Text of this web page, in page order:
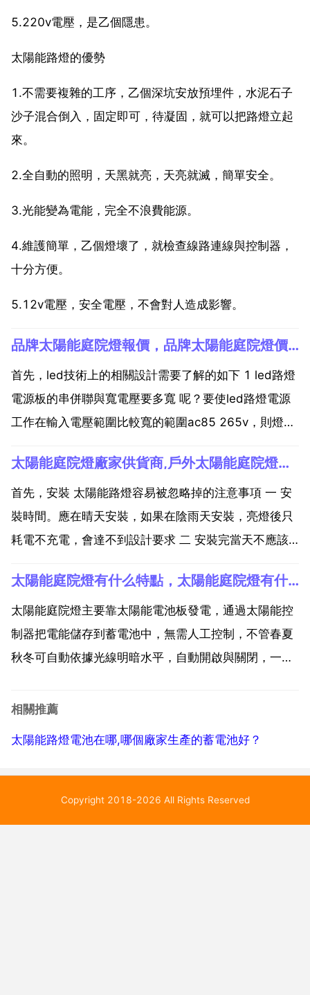
5.220v電壓，是乙個隱患。
太陽能路燈的優勢
1.不需要複雜的工序，乙個深坑安放預埋件，水泥石子
沙子混合倒入，固定即可，待凝固，就可以把路燈立起
來。
2.全自動的照明，天黑就亮，天亮就滅，簡單安全。
3.光能變為電能，完全不浪費能源。
4.維護簡單，乙個燈壞了，就檢查線路連線與控制器，
十分方便。
5.12v電壓，安全電壓，不會對人造成影響。
品牌太陽能庭院燈報價，品牌太陽能庭院燈價格多少
首先，led技術上的相關設計需要了解的如下 1 led路燈
電源板的串併聯與寬電壓要多寬 呢？要使led路燈電源
工作在輸入電壓範圍比較寬的範圍ac85 265v，則燈板
ac220v，ac110v盡可能分類，這樣才能確保電源可靠
性。由於目前的電源一般為非...
太陽能庭院燈廠家供貨商,戶外太陽能庭院燈廠家在哪
首先，安裝 太陽能路燈容易被忽略掉的注意事項 一 安
裝時間。應在晴天安裝，如果在陰雨天安裝，亮燈後只
耗電不充電，會達不到設計要求 二 安裝完當天不應該
晚就會亮燈。因為新的蓄電池在出廠時間並不是滿電
的，如果安裝完畢就亮燈，是達不到設計的陰雨天數
的。正確...
太陽能庭院燈有什么特點，太陽能庭院燈有什麼特點？
太陽能庭院燈主要靠太陽能電池板發電，通過太陽能控
制器把電能儲存到蓄電池中，無需人工控制，不管春夏
秋冬可自動依據光線明暗水平，自動開啟與關閉，一切
制。太陽能電池板在光照良好的狀況下光電轉換率達16
相關推薦
太陽能路燈電池在哪,哪個廠家生產的蓄電池好？
Copyright 2018-2026 All Rights Reserved